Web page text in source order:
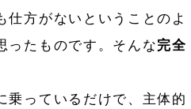
方がないということのよ
ったものです。そんな完全
っているだけで、主体的